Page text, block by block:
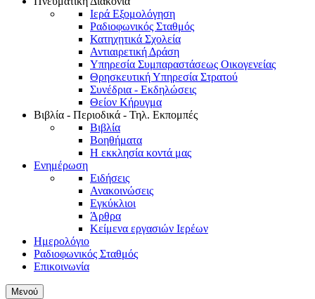
Ιερά Εξομολόγηση
Ραδιοφωνικός Σταθμός
Κατηχητικά Σχολεία
Αντιαιρετική Δράση
Υπηρεσία Συμπαραστάσεως Οικογενείας
Θρησκευτική Υπηρεσία Στρατού
Συνέδρια - Εκδηλώσεις
Θείον Κήρυγμα
Βιβλία - Περιοδικά - Τηλ. Εκπομπές
Βιβλία
Βοηθήματα
Η εκκλησία κοντά μας
Ενημέρωση
Ειδήσεις
Ανακοινώσεις
Εγκύκλιοι
Άρθρα
Κείμενα εργασιών Ιερέων
Ημερολόγιο
Ραδιοφωνικός Σταθμός
Επικοινωνία
Μενού